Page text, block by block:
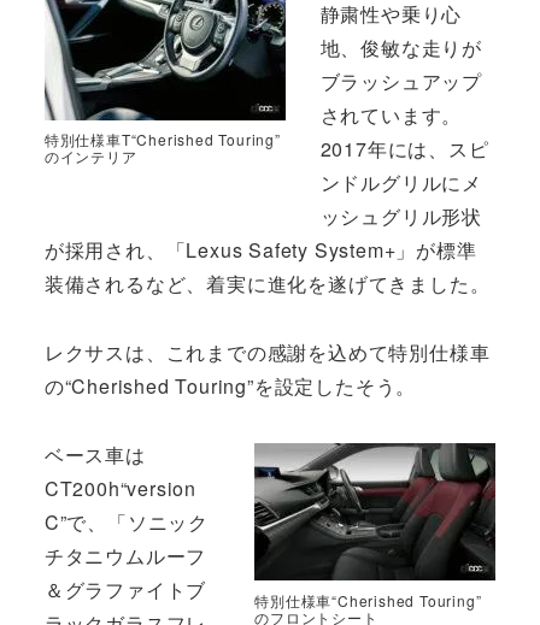
特別仕様車T“Cherished Touring”
のインテリア
静粛性や乗り心
地、俊敏な走りが
ブラッシュアップ
されています。
2017年には、スピ
ンドルグリルにメ
ッシュグリル形状
が採用され、「Lexus Safety System+」が標準
装備されるなど、着実に進化を遂げてきました。
レクサスは、これまでの感謝を込めて特別仕様車
の“Cherished Touring”を設定したそう。
特別仕様車“Cherished Touring”
のフロントシート
ベース車は
CT200h“version
C”で、「ソニック
チタニウムルーフ
＆グラファイトブ